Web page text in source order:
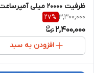
ظرفیت 20000 میلی آمپرساعت
3,300,000
27%
2,400,000
افزودن به سبد